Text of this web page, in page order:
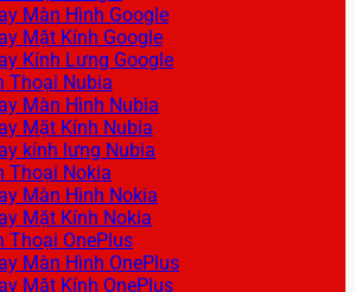
Màn Hình Google
Mặt Kính Google
Kính Lưng Google
Thoại Nubia
Màn Hình Nubia
Mặt Kính Nubia
kính lưng Nubia
Thoại Nokia
Màn Hình Nokia
Mặt Kính Nokia
Thoại OnePlus
Màn Hình OnePlus
Mặt Kính OnePlus